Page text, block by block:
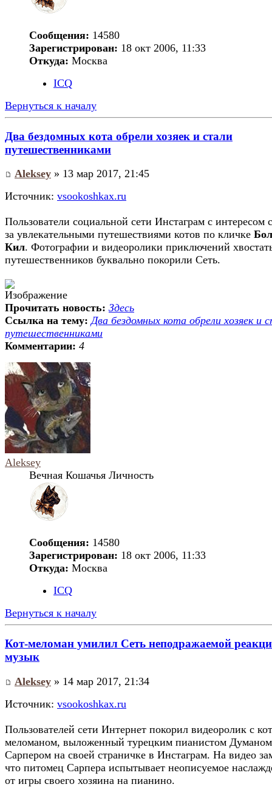
Сообщения: 14580
Зарегистрирован: 18 окт 2006, 11:33
Откуда: Москва
ICQ
Вернуться к началу
Два бездомных кота обрели хозяек и стали
путешественниками
Aleksey » 13 мар 2017, 21:45
Источник: vsookoshkax.ru
Пользователи социальной сети Инстаграм с интересом
за увлекательными путешествиями котов по кличке
Кил. Фотографии и видеоролики приключений
путешественников буквально покорили Сеть.
Прочитать новость: Здесь
Ссылка на тему: Два бездомных кота обрели хозяек и
путешественниками
Комментарии: 4
Aleksey
Вечная Кошачья Личность
Сообщения: 14580
Зарегистрирован: 18 окт 2006, 11:33
Откуда: Москва
ICQ
Вернуться к началу
Кот-меломан умилил Сеть неподражаемой
музык
Aleksey » 14 мар 2017, 21:34
Источник: vsookoshkax.ru
Пользователей сети Интернет покорил видеоролик с
меломаном, выложенный турецким пианистом Думаном
Сарпером на своей страничке в Инстаграм. На видео
что питомец Сарпера испытывает неописуемое
от игры своего хозяина на пианино.